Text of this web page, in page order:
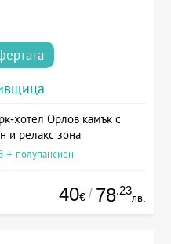
хотел Орлов камък с
и релакс зона
+ полупансион
40€ / 78.23
лв.